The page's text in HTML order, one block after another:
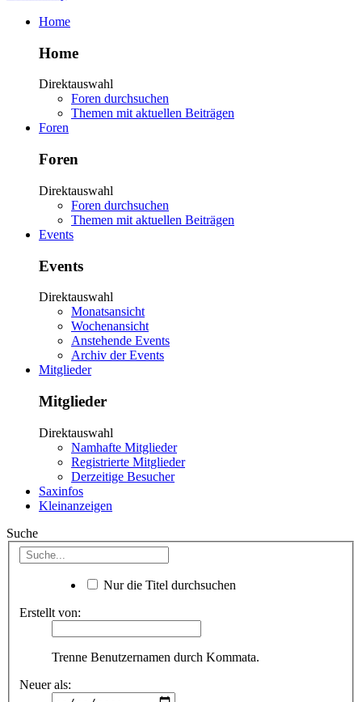
Home
Home
Direktauswahl
Foren durchsuchen
Themen mit aktuellen Beiträgen
Foren
Foren
Direktauswahl
Foren durchsuchen
Themen mit aktuellen Beiträgen
Events
Events
Direktauswahl
Monatsansicht
Wochenansicht
Anstehende Events
Archiv der Events
Mitglieder
Mitglieder
Direktauswahl
Namhafte Mitglieder
Registrierte Mitglieder
Derzeitige Besucher
Saxinfos
Kleinanzeigen
Suche
Nur die Titel durchsuchen
Erstellt von:
Trenne Benutzernamen durch Kommata.
Neuer als: